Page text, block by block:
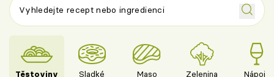
Těstoviny Sladké Maso Zelenina Nápoje